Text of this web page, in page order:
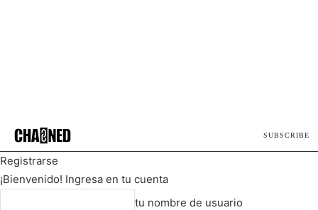
SUBSCRIBE
Registrarse
¡Bienvenido! Ingresa en tu cuenta
tu nombre de usuario